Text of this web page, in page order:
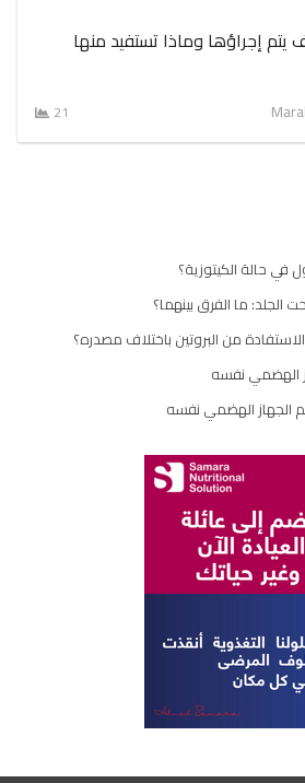
إجراؤها وماذا تستفيد منها
21
حالة الكيتوزية؟
ما الفرق بينهما؟
من البروتين باختلاف مصدره؟
الهضمي نفسه
الجهاز الهضمي نفسه